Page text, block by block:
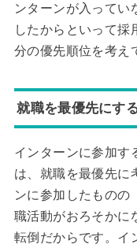
ンターンが入ってい
したからといって採
分の優先順位を考え
就職を最優先にす
インターンに参加す
は、就職を最優先に
ンに参加したものの
職活動がおろそかに
転倒だからです。イ